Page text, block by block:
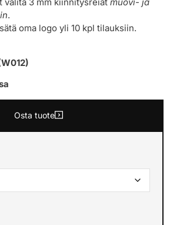
valita 3 mm kiinnitysreiätmuovi- ja
.
oma logo yli 10 kpl tilauksiin.
Osta tuote